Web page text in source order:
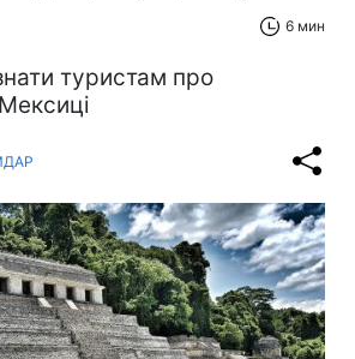
6 мин
туристам про